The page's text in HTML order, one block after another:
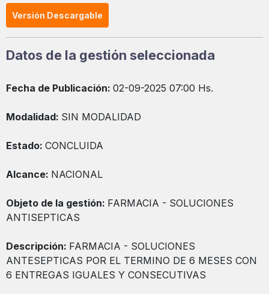
Versión Descargable
Datos de la gestión seleccionada
Fecha de Publicación: 02-09-2025 07:00 Hs.
Modalidad: SIN MODALIDAD
Estado: CONCLUIDA
Alcance: NACIONAL
Objeto de la gestión: FARMACIA - SOLUCIONES
ANTISEPTICAS
Descripción: FARMACIA - SOLUCIONES
ANTESEPTICAS POR EL TERMINO DE 6 MESES CON
6 ENTREGAS IGUALES Y CONSECUTIVAS